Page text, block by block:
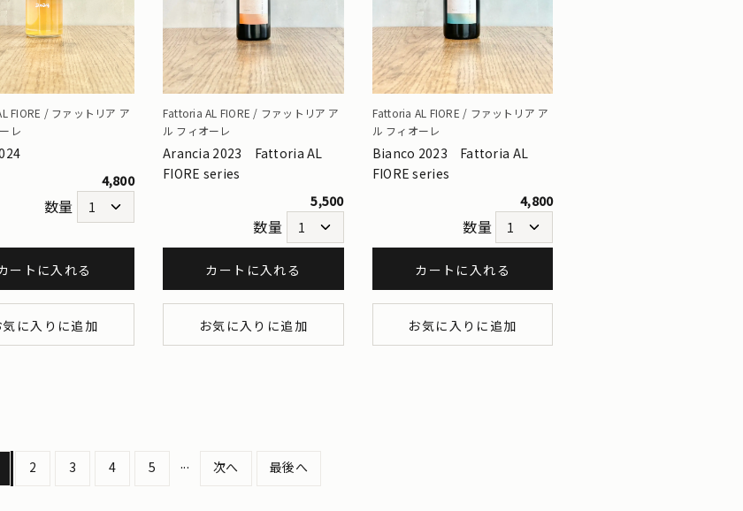
FIORE / ファットリア ア
レ
4,800
数量
ートに入れる
気に入りに追加
Fattoria AL FIORE / ファットリア ア
ル フィオーレ
Arancia 2023 Fattoria AL
FIORE series
5,500
数量
カートに入れる
お気に入りに追加
Fattoria AL FIORE / ファットリア ア
ル フィオーレ
Bianco 2023 Fattoria AL
FIORE series
4,800
数量
カートに入れる
お気に入りに追加
2 3 4 5 ... 次へ 最後へ